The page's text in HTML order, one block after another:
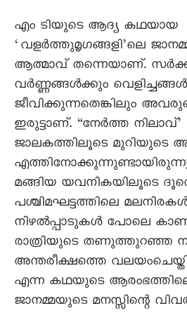
എം ടിയുടെ ആദ്യ കഥയായ
‘വളർത്തുമൃഗങ്ങളി’ലെ
ആത്മാവ് തന്നെയാണ്.
വർണ്ണങ്ങൾക്കും
ജീവിക്കുന്നതെങ്കിലും
ഇരുട്ടാണ്. “നേർത്ത നിലാവ്’
ജാലകത്തിലൂടെ മുറിയുടെ
മങ്ങിയ യവനികയിലൂടെ
പശ്ചിമഘട്ടത്തിലെ
നിഴൽപ്പാടുകൾ പോലെ
രാത്രിയുടെ തണുത്തുറഞ്ഞ
അന്തരീക്ഷത്തെ
എന്ന കഥയുടെ
ജാനമ്മയുടെ മനസ്സിന്റെ